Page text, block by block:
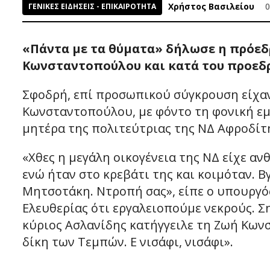
ΓΕΝΙΚΕΣ ΕΙΔΗΣΕΙΣ - ΕΠΙΚΑΙΡΟΤΗΤΑ Χρήστος Βασιλείου
«Πάντα με τα θύματα» δήλωσε η
Κωνσταντοπούλου και κατά του
Σφοδρή, επί προσωπικού σύγκρουση
Κωνσταντοπούλου, με φόντο τη φονική
μητέρα της πολιτεύτριας της ΝΔ
«Χθες η μεγάλη οικογένεια της ΝΔ είχε
ενώ ήταν στο κρεβάτι της και κοιμόταν.
Μητσοτάκη. Ντροπή σας», είπε ο
Ελευθερίας ότι εργαλειοπούμε νεκρούς.
κύριος Ασλανίδης κατήγγειλε τη Ζωή
δίκη των Τεμπών. Ε νισάφι, νισάφι».